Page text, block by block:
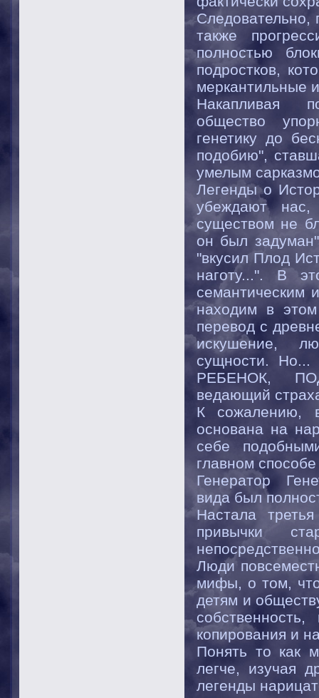
Следовательно,
также
полностью
подростков,
меркантильные
Накапливая
общество
генетику до
подобию",
умелым
Легенды о
убеждают
существом не
он был
"вкусил Плод
наготу...". В
семантическим
находим в
перевод с
искушение,
сущности. Но...
РЕБЕНОК,
ведающий
К сожалению,
основана на
себе
главном
Генератор
вида был
Настала
привычки
Люди
мифы, о том,
детям и
копирования и
Понять то как
легче, изучая
легенды